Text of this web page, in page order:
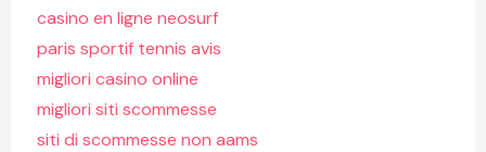
casino en ligne neosurf
paris sportif tennis avis
migliori casino online
migliori siti scommesse
siti di scommesse non aams